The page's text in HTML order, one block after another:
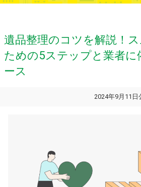
遺品整理のコツを解説！
ための5ステップと業者に
ース
2024年9月11日